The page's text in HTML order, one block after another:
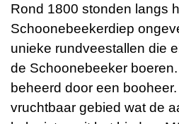
Rond 1800 stonden langs
Schoonebeekerdiep
unieke rundveestallen die
de Schoonebeeker
beheerd door een
vruchtbaar gebied wat de